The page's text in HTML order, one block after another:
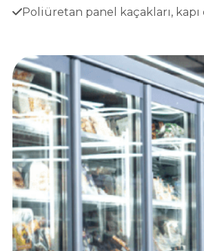
Poliüretan panel kaçakları, kapı